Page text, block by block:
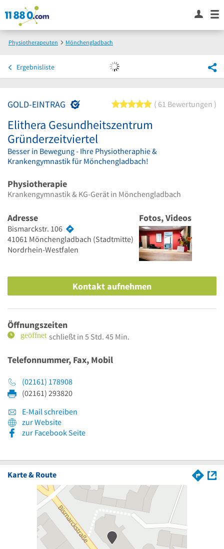
Physiotherapeuten
Mönchengladbach
Ergebnisliste
GOLD-EINTRAG 5 von 5 Sternen
61 Bewertungen
Elithera Gesundheitszentrum
Gründerzeitviertel
Besser in Bewegung - Ihre Physiotheraphie &
Krankengymnastik für Mönchengladbach!
Physiotherapie
Krankengymnastik & KG-Gerät in Mönchengladbach
Adresse
Bismarckstr. 106
41061 Mönchengladbach (Stadtmitte)
Nordrhein-Westfalen
Fotos, Videos
Kontakt aufnehmen
Öffnungszeiten
schließt in 5 Std. 45 Min.
Telefonnummer, Fax, Mobil
(02161) 178908
(02161) 293820
E-Mail schreiben
zur Website
zur Facebook Seite
Karte & Route